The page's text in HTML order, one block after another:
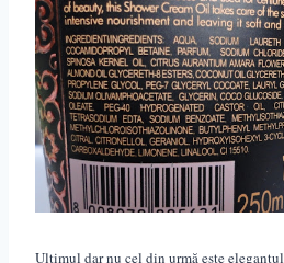
Ultimul dar nu cel din urmă este elegantul